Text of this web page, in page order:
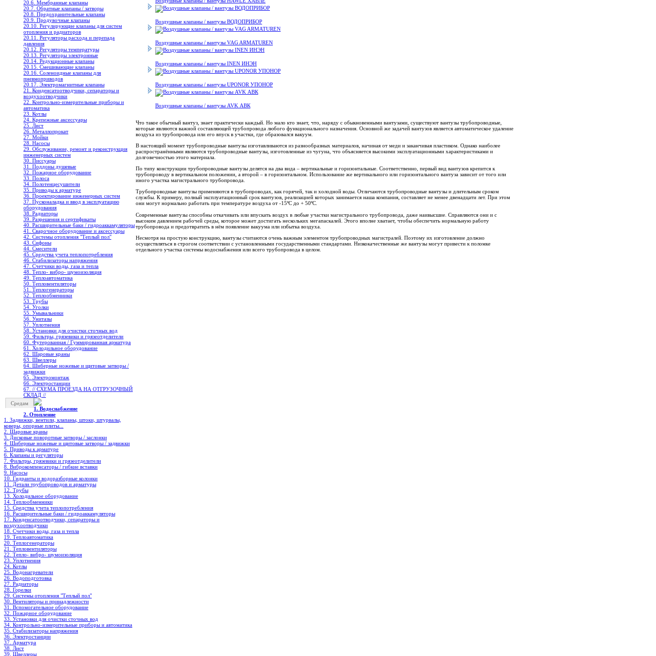
20.6. Мембранные клапаны
20.7. Обратные клапаны / затворы
20.8. Предохранительные клапаны
20.9. Продувочные клапаны
20.10. Регулирующие клапаны для систем
отопления и радиаторов
20.11. Регуляторы расхода и перепада
давления
20.12. Регуляторы температуры
20.13. Регуляторы электронные
20.14. Редукционные клапаны
20.15. Смешивающие клапаны
20.16. Соленоидные клапаны для
пневмоприводов
20.17. Электромагнитные клапаны
21. Конденсатоотводчики, сепараторы и
воздухоотводчики
22. Контрольно-измерительные приборы и
автоматика
23. Котлы
24. Крепежные аксессуары
25. Лист
26. Металлопрокат
27. Мойки
28. Насосы
29. Обслуживание, ремонт и реконструкция
инженерных систем
30. Писсуары
31. Поддоны душевые
32. Пожарное оборудование
33. Полоса
34. Полотенцесушители
35. Приводы к арматуре
36. Проектирование инженерных систем
37. Пусконаладка и ввод в эксплуатацию
оборудования
38. Радиаторы
39. Разрешения и сертификаты
40. Расширительные баки / гидроаккамуляторы
41. Сварочное оборудование и аксессуары
42. Системы отопления "Теплый пол"
43. Сифоны
44. Смесители
45. Средства учета теплопотребления
46. Стабилизаторы напряжения
47. Счетчики воды, газа и тепла
48. Тепло- вибро- шумоизоляция
49. Теплоавтоматика
50. Тепловентиляторы
51. Теплогенераторы
52. Теплообменники
53. Трубы
54. Уголки
55. Умывальники
56. Унитазы
57. Уплотнения
58. Установки для очистки сточных вод
59. Фильтры, грязевики и грязеотделители
60. Футерованная / Гуммированная арматура
61. Холодильное oборудование
62. Шаровые краны
63. Швеллеры
64. Шиберные ножевые и щитовые затворы /
задвижки
65. Электромонтаж
66. Электростанции
67. // СХЕМА ПРОЕЗДА НА ОТГРУЗОЧНЫЙ
СКЛАД //
Средам
1. Водоснабжение
2. Отопление
1. Задвижки, вентили, клапаны, штоки, штурвалы,
коверы, опорные плиты...
2. Шаровые краны
3. Дисковые поворотные затворы / заслонки
4. Шиберные ножевые и щитовые затворы / задвижки
5. Приводы к арматуре
6. Клапаны и регуляторы
7. Фильтры, грязевики и грязеотделители
8. Виброкомпенсаторы / гибкие вставки
9. Насосы
10. Гидранты и водоразборные колонки
11. Детали трубопроводов и арматуры
12. Трубы
13. Холодильное oборудование
14. Теплообменники
15. Средства учета теплопотребления
16. Расширительные баки / гидроаккамуляторы
17. Конденсатоотводчики, сепараторы и
воздухоотводчики
18. Счетчики воды, газа и тепла
19. Теплоавтоматика
20. Теплогенераторы
21. Тепловентиляторы
22. Тепло- вибро- шумоизоляция
23. Уплотнения
24. Котлы
25. Водонагреватели
26. Водоподготовка
27. Радиаторы
28. Горелки
29. Системы отопления "Теплый пол"
30. Вентиляторы и принадлежности
31. Вспомогательное оборудование
32. Пожарное оборудование
33. Установки для очистки сточных вод
34. Контрольно-измерительные приборы и автоматика
35. Стабилизаторы напряжения
36. Электростанции
37. Арматура
38. Лист
39. Швеллеры
Воздушные клапаны / вантузы ВОДОПРИБОР
Воздушные клапаны / вантузы VAG ARMATUREN
Воздушные клапаны / вантузы INEN ИНЭН
Воздушные клапаны / вантузы UPONOR УПОНОР
Воздушные клапаны / вантузы AVK АВК
Что такое обычный вантуз, знает практически каждый. Но мало кто знает, что, наряду с обыкновенными вантузами, существуют вантузы трубопроводные,
которые являются важной составляющей трубопровода любого функционального назначения. Основной же задачей вантузов является автоматическое удаление
воздуха из трубопровода или его впуск в участки, где образовался вакуум.
В настоящий момент трубопроводные вантузы изготавливаются из разнообразных материалов, начиная от меди и заканчивая пластиком. Однако наиболее
распространёнными являются трубопроводные вантузы, изготовленные из чугуна, что объясняется высокими эксплуатационными характеристиками и
долговечностью этого материала.
По типу конструкции трубопроводные вантузы делятся на два вида – вертикальные и горизонтальные. Соответственно, первый вид вантузов крепится к
трубопроводу в вертикальном положении, а второй – в горизонтальном. Использование же вертикального или горизонтального вантуза зависит от того или
иного участка магистрального трубопровода.
Трубопроводные вантузы применяются в трубопроводах, как горячей, так и холодной воды. Отличаются трубопроводные вантузы и длительным сроком
службы. К примеру, полный эксплуатационный срок вантузов, реализацией которых занимается наша компания, составляет не менее двенадцати лет. При этом
они могут нормально работать при температуре воздуха от -15ºС до + 50ºС.
Современные вантузы способны откачивать или впускать воздух в любые участки магистрального трубопровода, даже наивысшие. Справляются они и с
высоким давлением рабочей среды, которое может достигать нескольких мегапаскалей. Этого вполне хватает, чтобы обеспечить нормальную работу
трубопровода и предотвратить в нём появление вакуума или избытка воздуха.
Несмотря на простую конструкцию, вантузы считаются очень важным элементом трубопроводных магистралей. Поэтому их изготовление должно
осуществляться в строгом соответствии с установленными государственными стандартами. Низкокачественные же вантузы могут привести к поломке
отдельного участка системы водоснабжения или всего трубопровода в целом.